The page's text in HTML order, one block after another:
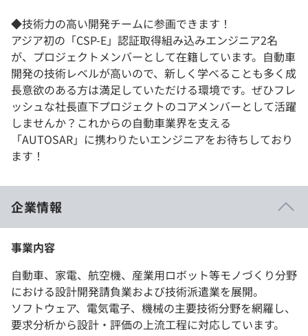
◆技術力の高い開発チームに参画できます！
アジア初の「CSP-E」認証取得組み込みエンジニア2名
が、プロジェクトメンバーとして在籍しています。自動車
開発の技術レベルが高いので、新しく学べることも多く成
長意欲のある方は満足していただける環境です。ぜひフレ
ッシュな社長直下プロジェクトのコアメンバーとして活躍
しませんか？これからの自動車業界を支える
「AUTOSAR」に携わりたいエンジニアをお待ちしており
ます！
企業情報
事業内容
自動車、家電、航空機、産業用ロボット等モノづくり分野
における設計開発請負業および技術派遣業を展開。
ソフトウェア、電気電子、機械の主要技術分野を網羅し、
要求分析から設計・評価の上流工程に対応しています。